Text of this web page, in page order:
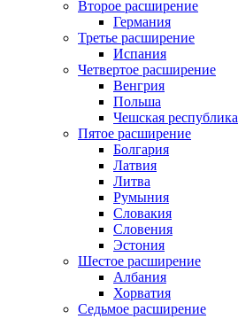
Второе расширение
Германия
Третье расширение
Испания
Четвертое расширение
Венгрия
Польша
Чешская республика
Пятое расширение
Болгария
Латвия
Литва
Румыния
Словакия
Словения
Эстония
Шестое расширение
Албания
Хорватия
Седьмое расширение